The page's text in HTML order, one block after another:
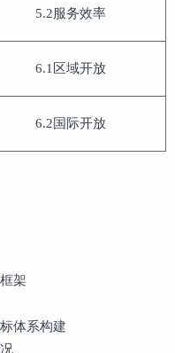
5.2服务效率
6.1区域开放
6.2国际开放
架
体系构建